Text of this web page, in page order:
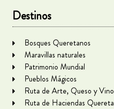
Destinos
Bosques Queretanos
Maravillas naturales
Patrimonio Mundial
Pueblos Mágicos
Ruta de Arte, Queso y Vino
Ruta de Haciendas